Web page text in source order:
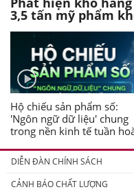
3,5 tấn mỹ phẩm
Hộ chiếu sản phẩm số:
'Ngôn ngữ dữ liệu' chung
trong nền kinh tế tuần
DIỄN ĐÀN CHÍNH SÁCH
CẢNH BÁO CHẤT LƯỢNG